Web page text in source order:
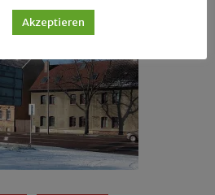
Akzeptieren